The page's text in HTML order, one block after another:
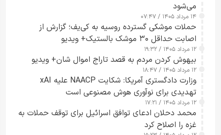
می‌شود
۱۴ مرداد ۱۴۰۵ / ۰۷:۴۷
حملات موشکی گسترده روسیه به کی‌یف؛ گزارش از
اصابت حداقل ۳۰ موشک بالستیک+ ویدیو
۱۲ مرداد ۱۴۰۵ / ۱۹:۳۲
بیهوش کردن مردم به قصد تاراج اموال شان+ ویدیو
۱۲ مرداد ۱۴۰۵ / ۱۸:۴۷
وزارت دادگستری آمریکا: شکایت NAACP علیه xAI
تهدیدی برای نوآوری هوش مصنوعی است
۱۲ مرداد ۱۴۰۵ / ۱۷:۲۱
محمد دحلان ادعای توافق اسرائیل برای توقف حملات به
غزه را اصلاح کرد